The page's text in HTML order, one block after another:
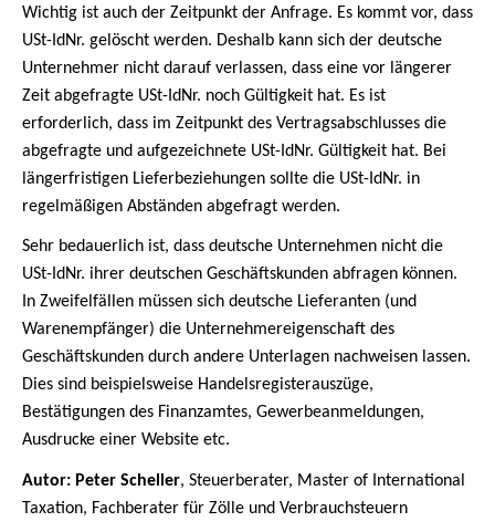
Wichtig ist auch der Zeitpunkt der Anfrage. Es kommt vor, dass
USt-IdNr. gelöscht werden. Deshalb kann sich der deutsche
Unternehmer nicht darauf verlassen, dass eine vor längerer
Zeit abgefragte USt-IdNr. noch Gültigkeit hat. Es ist
erforderlich, dass im Zeitpunkt des Vertragsabschlusses die
abgefragte und aufgezeichnete USt-IdNr. Gültigkeit hat. Bei
längerfristigen Lieferbeziehungen sollte die USt-IdNr. in
regelmäßigen Abständen abgefragt werden.
Sehr bedauerlich ist, dass deutsche Unternehmen nicht die
USt-IdNr. ihrer deutschen Geschäftskunden abfragen können.
In Zweifelfällen müssen sich deutsche Lieferanten (und
Warenempfänger) die Unternehmereigenschaft des
Geschäftskunden durch andere Unterlagen nachweisen lassen.
Dies sind beispielsweise Handelsregisterauszüge,
Bestätigungen des Finanzamtes, Gewerbeanmeldungen,
Ausdrucke einer Website etc.
Autor: Peter Scheller, Steuerberater, Master of International
Taxation, Fachberater für Zölle und Verbrauchsteuern